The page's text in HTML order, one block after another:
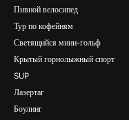
Пивной велосипед
Тур по кофейням
Светящийся мини-гольф
Крытый горнолыжный спорт
SUP
Лазертаг
Боулинг